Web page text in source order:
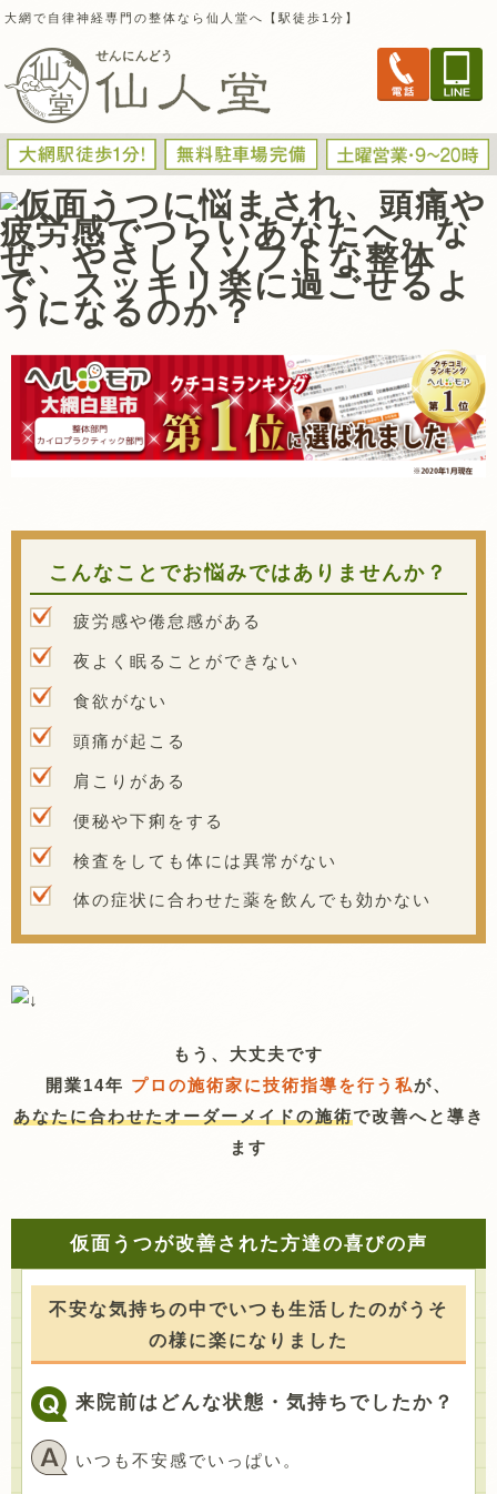
大網で自律神経専門の整体なら仙人堂へ【駅徒歩1分】
こんなことでお悩みではありませんか？
疲労感や倦怠感がある
夜よく眠ることができない
食欲がない
頭痛が起こる
肩こりがある
便秘や下痢をする
検査をしても体には異常がない
体の症状に合わせた薬を飲んでも効かない
もう、大丈夫です
開業14年 プロの施術家に技術指導を行う私が、
あなたに合わせたオーダーメイドの施術で改善へと導き
ます
仮面うつが改善された方達の喜びの声
不安な気持ちの中でいつも生活したのがうそ
の様に楽になりました
来院前はどんな状態・気持ちでしたか？
いつも不安感でいっぱい。